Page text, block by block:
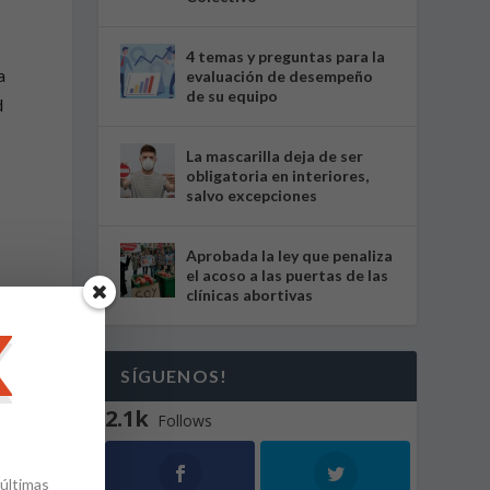
4 temas y preguntas para la
evaluación de desempeño
de su equipo
La mascarilla deja de ser
obligatoria en interiores,
salvo excepciones
Aprobada la ley que penaliza
el acoso a las puertas de las
clínicas abortivas
SÍGUENOS!
2.1k Follows